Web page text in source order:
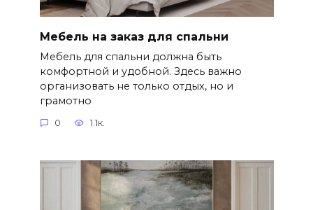
Мебель на заказ для спальни
Мебель для спальни должна быть
комфортной и удобной. Здесь важно
организовать не только отдых, но и
грамотно
0 1.1к.